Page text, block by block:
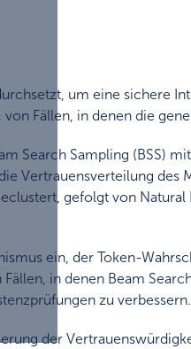
um eine sichere
Fällen, in denen die
Search Sampling (BSS)
Vertrauensverteilung
gefolgt von
ein, der Token-
in denen Beam
zu verbessern.
der